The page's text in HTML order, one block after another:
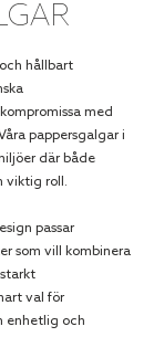
hållbart
med
pappersgalgar i
där både
viktig roll.
passar
som vill kombinera
val för
enhetlig och